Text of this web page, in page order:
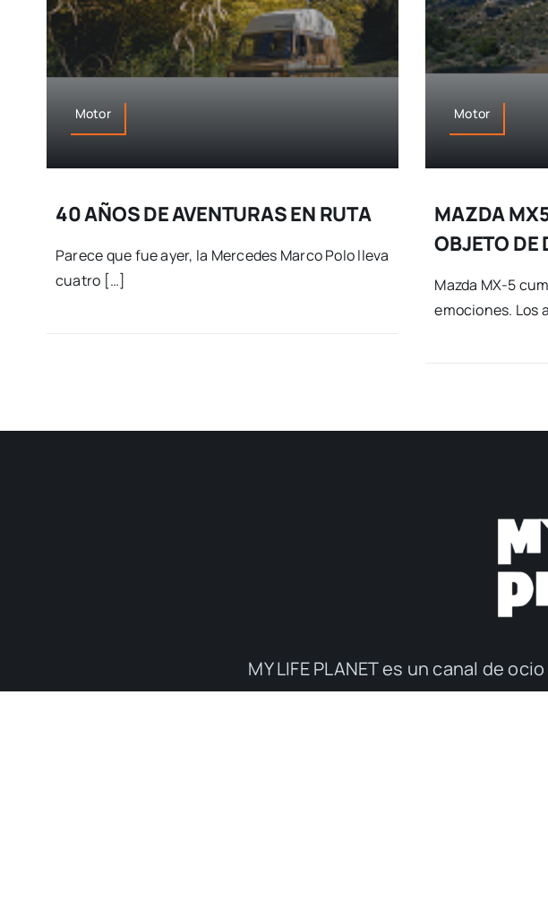
Motor
40 AÑOS DE AVENTURAS EN RUTA
Parece que fue ayer, la Mercedes Marco Polo lleva
cuatro […]
Motor
MAZDA
OBJETO DE
Mazda MX-5
emociones. Los
MY LIFE PLANET es un canal de